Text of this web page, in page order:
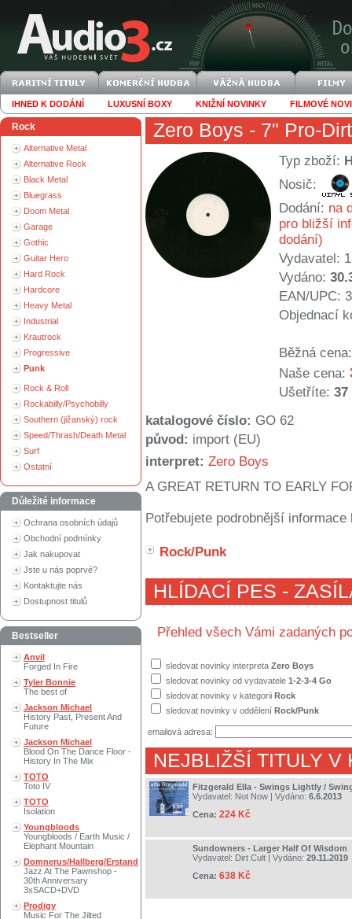
IHNED K DODÁNÍ LUXUSNÍ BOXY KNIŽNÍ NOVINKY FILMOVÉ
Rock
Alternative Metal
Alternative Rock
Black Metal
Bluegrass
Doom Metal
Garage
Gothic
Guitar Hero
Hard Rock
Hardcore
Heavy Metal
Industrial
Krautrock
Progressive
Punk
Rock & Roll
Rockabilly/Psychobilly
Southern (jižanský) rock
Speed/Thrash/Death Metal
Surf
Ostatní
Důležité informace
Ochrana osobních údajů
Obchodní podmínky
Jak nakupovat
Jste u nás poprvé?
Kontaktujte nás
Dostupnost titulů
Bestseller
Anvil
Forged In Fire
Tyler Bonnie
The best of
Jackson Michael
History Past, Present And
Future
Jackson Michael
Blood On The Dance Floor -
History In The Mix
TOTO
Toto IV
TOTO
Isolation
Youngbloods
Youngbloods / Earth Music /
Elephant Mountain
Domnerus/Hallberg/Erstand
Jazz At The Pawnshop -
30th Anniversary
3xSACD+DVD
Prodigy
Music For The Jilted
Zero Boys - 7" Pro-Dirt
Typ zboží:
Nosič:
Dodání: na
pro bližší
dodání)
Vydavatel:
Vydáno:
EAN/UPC:
Objednací
Běžná cena:
Naše cena:
Ušetříte: 37
katalogové číslo: GO 62
původ: import (EU)
interpret: Zero Boys
A GREAT RETURN TO EARLY
Potřebujete podrobnější
Rock/Punk
HLÍDACÍ PES -
Přehled všech Vámi zadaných
sledovat novinky interpreta Zero Boys
sledovat novinky od vydavatele 1-2-3-4 Go
sledovat novinky v kategorii Rock
sledovat novinky v oddělení Rock/Punk
emailová adresa:
NEJBLIŽŠÍ TITULY V
Fitzgerald Ella - Swings Lightly /
Vydavatel: Not Now | Vydáno: 6.6.2013
Cena: 224 Kč
Sundowners - Larger Half Of Wisdom
Vydavatel: Dirt Cult | Vydáno: 29.11.2019
Cena: 638 Kč